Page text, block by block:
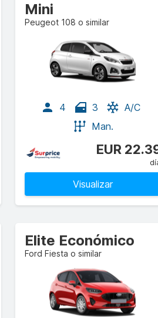
Mini
Peugeot 108 o similar
4 3
A/C
Man.
EUR
Visualizar
Elite Económico
Ford Fiesta o similar